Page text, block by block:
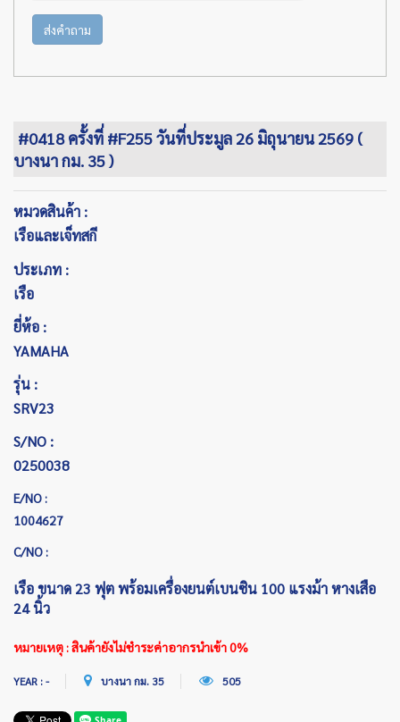
ส่งคำถาม
#0418 ครั้งที่ #F255 วันที่ประมูล 26 มิถุนายน 2569 (
บางนา กม. 35 )
หมวดสินค้า :
เรือและเจ็ทสกี
ประเภท :
เรือ
ยี่ห้อ :
YAMAHA
รุ่น :
SRV23
S/NO :
0250038
E/NO :
1004627
C/NO :
เรือ ขนาด 23 ฟุต พร้อมเครื่องยนต์เบนซิน 100 แรงม้า หางเสือ
24 นิ้ว
หมายเหตุ : สินค้ายังไม่ชำระค่าอากรนำเข้า 0%
YEAR : - บางนา กม. 35 505